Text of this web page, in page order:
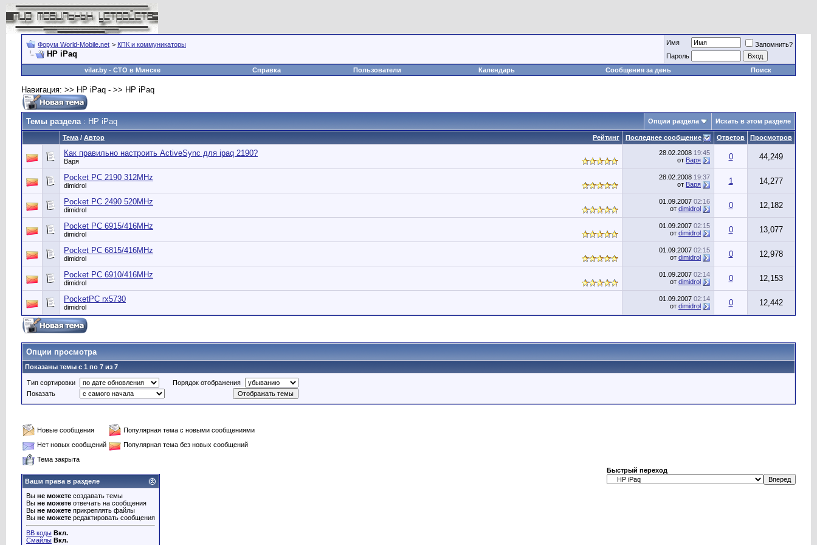
Форум World-Mobile.net > КПК и коммуникаторы
HP iPaq
Имя
Запомнить?
Пароль
vilar.by - СТО в Минске Справка Пользователи Календарь Сообщения за день Поиск
Навигация: >> HP iPaq - >> HP iPaq
Темы раздела: HP iPaq Опции раздела Искать в этом разделе
Рейтинг
Тема / Автор Последнее сообщение Ответов Просмотров
Как правильно настроить ActiveSync для ipaq 2190?
Варя
28.02.2008 19:45
от Варя 0 44,249
Pocket PC 2190 312MHz
dimidrol
28.02.2008 19:37
от Варя 1 14,277
Pocket PC 2490 520MHz
dimidrol
01.09.2007 02:16
от dimidrol 0 12,182
Pocket PC 6915/416MHz
dimidrol
01.09.2007 02:15
от dimidrol 0 13,077
Pocket PC 6815/416MHz
dimidrol
01.09.2007 02:15
от dimidrol 0 12,978
Pocket PC 6910/416MHz
dimidrol
01.09.2007 02:14
от dimidrol 0 12,153
PocketPC rx5730
dimidrol
01.09.2007 02:14
от dimidrol 0 12,442
Опции просмотра
Показаны темы с 1 по 7 из 7
Тип сортировки
Порядок отображения
Показать
Новые сообщения
Популярная тема с новыми сообщениями
Нет новых сообщений
Популярная тема без новых сообщений
Тема закрыта
Ваши права в разделе
Вы не можете создавать темы
Вы не можете отвечать на сообщения
Вы не можете прикреплять файлы
Вы не можете редактировать сообщения
BB коды Вкл.
Смайлы Вкл.
Быстрый переход